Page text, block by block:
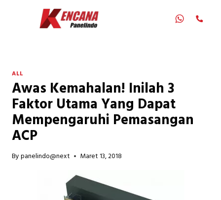
ALL
Awas Kemahalan! Inilah 3
Faktor Utama Yang Dapat
Mempengaruhi Pemasangan
ACP
Bypanelindo@next Maret 13, 2018